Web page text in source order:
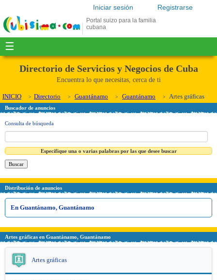
Registrarse
Iniciar sesión
Portal suizo para la familia
cubana
☰
Directorio de Servicios y Negocios de Cuba
Encuentra lo que necesitas, cerca de ti
INICIO Directorio Guantánamo Guantánamo Artes gráficas
Buscador de anuncios
Consulta de búsqueda
Especifique una o varias palabras por las que desee buscar
Distribución de anuncios
En Guantánamo, Guantánamo
Artes gráficas en Guantánamo, Guantánamo
Artes gráficas